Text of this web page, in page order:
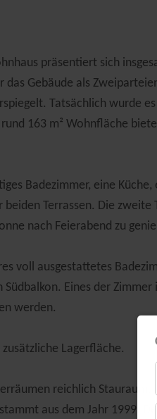
präsentiert sich
Gebäude als
Tatsächlich wurde
163 m² Wohnfläche
Badezimmer, eine
Terrassen. Die
nach Feierabend zu
voll ausgestattetes
Südbalkon. Eines der
werden.
Lagerfläche.
reichlich Stauraum.
aus dem Jahr 1999.